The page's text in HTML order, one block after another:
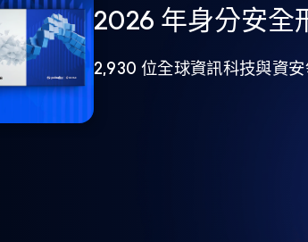
2026 年身分安全
2,930 位全球資訊科技與資